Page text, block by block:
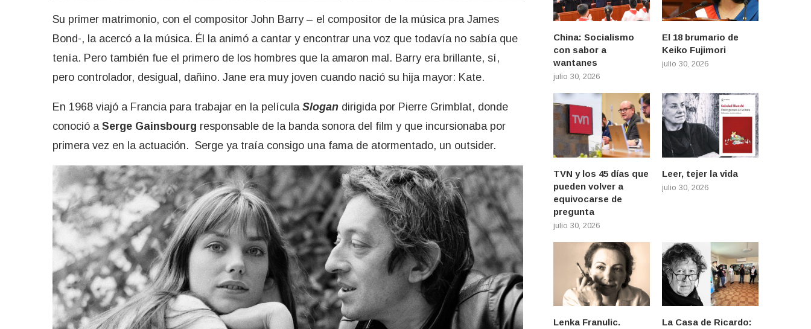
Su primer matrimonio, con el compositor John Barry – el compositor de la música pra James
Bond-, la acercó a la música. Él la animó a cantar y encontrar una voz que todavía no sabía que
tenía. Pero también fue el primero de los hombres que la amaron mal. Barry era brillante, sí,
pero controlador, desigual, dañino. Jane era muy joven cuando nació su hija mayor: Kate.
En 1968 viajó a Francia para trabajar en la película Slogan dirigida por Pierre Grimblat, donde
conoció a Serge Gainsbourg responsable de la banda sonora del film y que incursionaba por
primera vez en la actuación. Serge ya traía consigo una fama de atormentado, un outsider.
China: Socialismo
con sabor a
wantanes
julio 30, 2026
El 18 brumario de
Keiko Fujimori
julio 30, 2026
TVN y los 45 días que
pueden volver a
equivocarse de
pregunta
julio 30, 2026
Leer, tejer la vida
julio 30, 2026
Lenka Franulic.
La Casa de Ricardo: